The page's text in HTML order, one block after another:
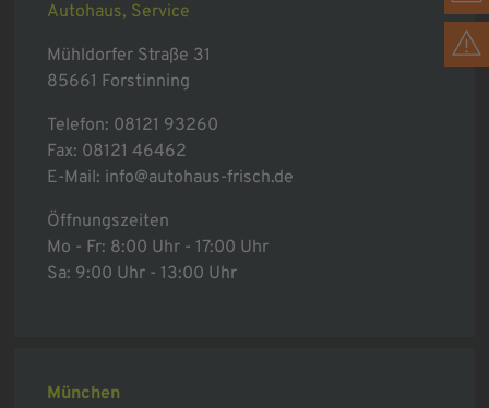
Autohaus, Service
Mühldorfer Straße 31
85661 Forstinning
Telefon: 08121 93260
Fax: 08121 46462
E-Mail: info@autohaus-frisch.de
Öffnungszeiten
Mo - Fr: 8:00 Uhr - 17:00 Uhr
Sa: 9:00 Uhr - 13:00 Uhr
München